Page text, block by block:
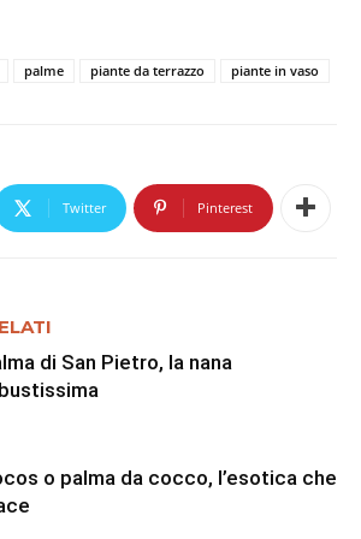
palme piante da terrazzo piante in vaso
Twitter Pinterest
di San Pietro, la nana
o palma da cocco, l’esotica che